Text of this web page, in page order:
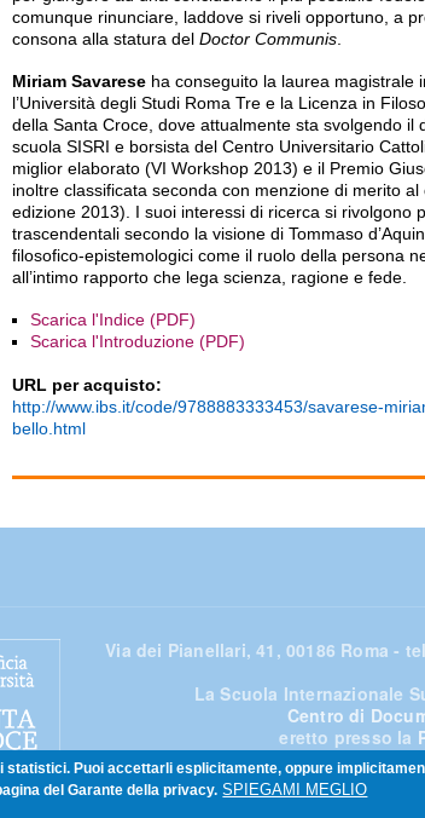
comunque rinunciare, laddove si riveli opportuno, a
consona alla statura delDoctor Communis.
Miriam Savarese ha conseguito la laurea magistrale
l’Università degli Studi Roma Tre e la Licenza in
della Santa Croce, dove attualmente sta svolgendo il
scuola SISRI e borsista del Centro Universitario
miglior elaborato (VI Workshop 2013) e il Premio
inoltre classificata seconda con menzione di merito
edizione 2013). I suoi interessi di ricerca si rivolgono
trascendentali secondo la visione di Tommaso
filosofico-epistemologici come il ruolo della persona
all’intimo rapporto che lega scienza, ragione e fede.
Scarica l'Indice (PDF)
Scarica l'Introduzione (PDF)
URL per acquisto:
http://www.ibs.it/code/9788883333453/savarese-
bello.html
Via dei Pianellari, 41, 00186 Roma -
La Scuola Internazionale
Centro di
eretto presso la
statistici. Puoi accettarli esplicitamente, oppure
del Garante della privacy. SPIEGAMI MEGLIO